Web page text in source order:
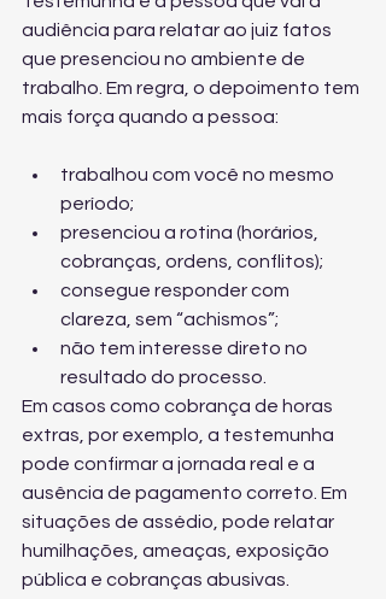
audiência para relatar ao juiz fatos
que presenciou no ambiente de
trabalho. Em regra, o depoimento tem
mais força quando a pessoa:
trabalhou com você no mesmo
período;
presenciou a rotina (horários,
cobranças, ordens, conflitos);
consegue responder com
clareza, sem “achismos”;
não tem interesse direto no
resultado do processo.
Em casos como cobrança de horas
extras , por exemplo, a testemunha
pode confirmar a jornada real e a
ausência de pagamento correto. Em
situações de assédio, pode relatar
humilhações, ameaças, exposição
pública e cobranças abusivas.